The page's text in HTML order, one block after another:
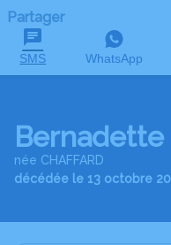
Partager
SMS WhatsApp
Bernadette
née CHAFFARD
décédée le 13 octobre